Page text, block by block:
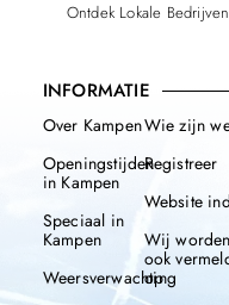
Ontdek Lokale
INFORMATIE
Over Kampen
Openingstijden
in Kampen
Speciaal in
Kampen
Weersverwachting
Wie zijn
Registreer
Website
Wij worden
ook
op